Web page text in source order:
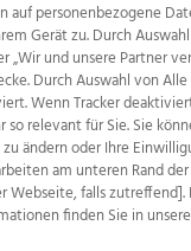
Woche Life
auf personenbezogene
Gerät zu. Durch
und unsere Partner
Durch Auswahl von
Wenn Tracker
relevant für Sie. Sie
ändern oder Ihre
am unteren Rand
Webseite, falls
finden Sie in